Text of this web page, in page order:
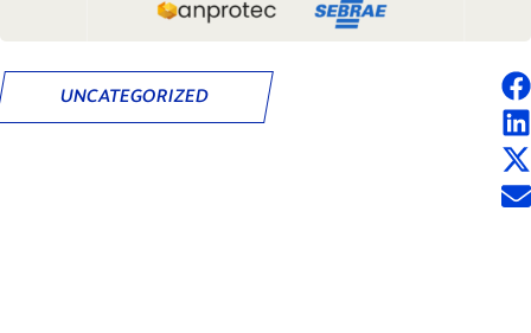
UNCATEGORIZED